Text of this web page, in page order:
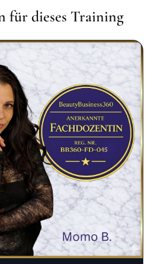
für dieses Training